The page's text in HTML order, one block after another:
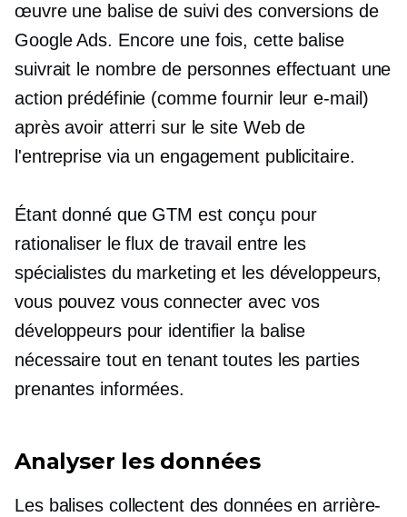
œuvre une balise de suivi des conversions de
Google Ads. Encore une fois, cette balise
suivrait le nombre de personnes effectuant une
action prédéfinie (comme fournir leur e-mail)
après avoir atterri sur le site Web de
l'entreprise via un engagement publicitaire.
Étant donné que GTM est conçu pour
rationaliser le flux de travail entre les
spécialistes du marketing et les développeurs,
vous pouvez vous connecter avec vos
développeurs pour identifier la balise
nécessaire tout en tenant toutes les parties
prenantes informées.
Analyser les données
Les balises collectent des données en arrière-